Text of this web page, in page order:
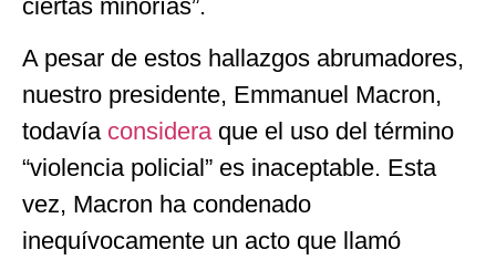
ciertas minorías”.
A pesar de estos hallazgos abrumadores,
nuestro presidente, Emmanuel Macron,
todavía considera que el uso del término
“violencia policial” es inaceptable. Esta
vez, Macron ha condenado
inequívocamente un acto que llamó